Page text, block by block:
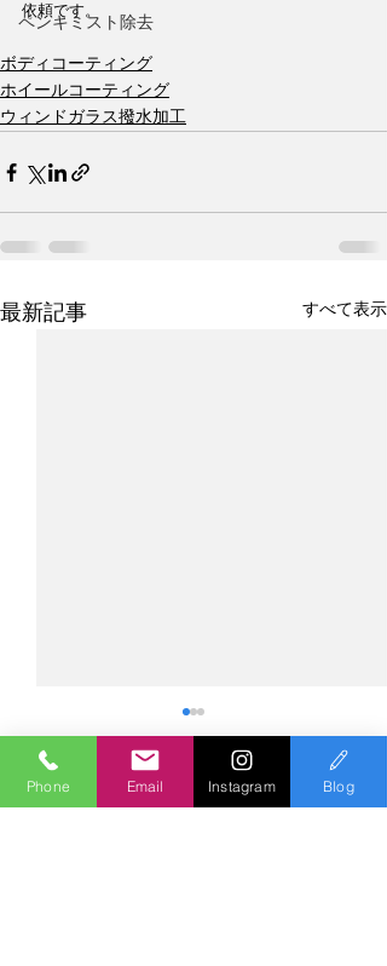
ペンキミスト除去
依頼です。
ボディコーティング
ホイールコーティング
ウィンドガラス撥水加工
最新記事 すべて表示
コメント
Phone Email Instagram Blog